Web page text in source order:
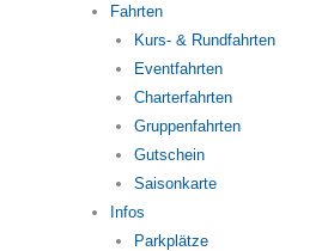
Fahrten
Kurs- & Rundfahrten
Eventfahrten
Charterfahrten
Gruppenfahrten
Gutschein
Saisonkarte
Infos
Parkplätze